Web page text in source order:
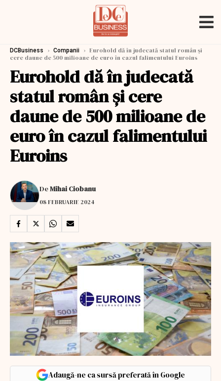
DCBusiness › Companii › Eurohold dă în judecată statul român şi
cere daune de 500 milioane de euro în cazul falimentului Euroins
Eurohold dă în judecată
statul român şi cere
daune de 500 milioane de
euro în cazul falimentului
Euroins
DeMihai Ciobanu
08 FEBRUARIE 2024
Adaugă-ne ca sursă preferată în Google